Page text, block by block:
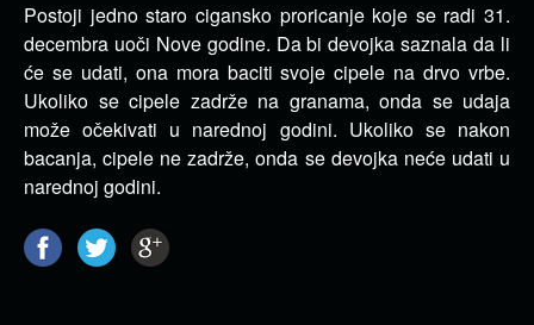
Postoji jedno staro cigansko proricanje koje se radi 31.
decembra uoči Nove godine. Da bi devojka saznala da li
će se udati, ona morabaciti svoje cipele na drvo vrbe.
Ukoliko se cipele zadrže na granama, onda se udaja
može očekivati u narednoj godini. Ukoliko se nakon
bacanja, cipele ne zadrže, onda se devojka neće udati u
narednoj godini.